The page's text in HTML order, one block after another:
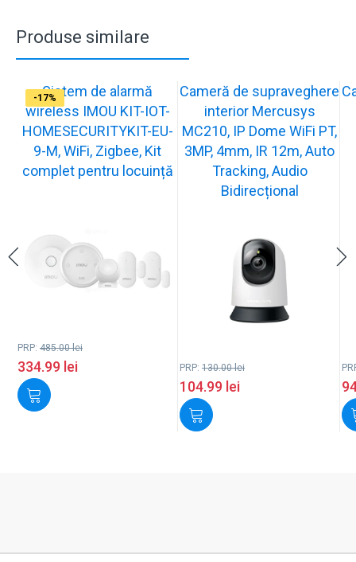
Produse similare
-31%
Sistem de alarmă
wireless IMOU KIT-IOT-
HOMESECURITYKIT-EU-
9-M, WiFi, Zigbee, Kit
complet pentru locuință
PRP: 485.00lei
334.99 lei
-19%
Cameră de supraveghere
interior Mercusys
MC210, IP Dome WiFi PT,
3MP, 4mm, IR 12m, Auto
Tracking, Audio
Bidirecțional
PRP: 130.00lei
104.99 lei
-21%
-13%
-15%
-20%
-12%
-13%
-16%
-17%